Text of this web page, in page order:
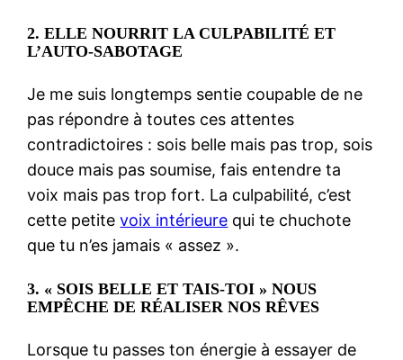
2.ELLE NOURRIT LA CULPABILITÉ ET
L’AUTO-SABOTAGE
Je me suis longtemps sentie coupable de ne
pas répondre à toutes ces attentes
contradictoires : sois belle mais pas trop, sois
douce mais pas soumise, fais entendre ta
voix mais pas trop fort. La culpabilité, c’est
cette petitevoix intérieure qui te chuchote
que tu n’es jamais « assez ».
3. « SOIS BELLE ET TAIS-TOI » NOUS
EMPÊCHE DE RÉALISER NOS RÊVES
Lorsque tu passes ton énergie à essayer de